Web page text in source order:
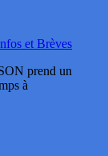
et Brèves
prend un
à